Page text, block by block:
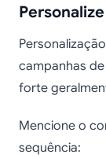
campanhas
forte
Mencione o
sequência: